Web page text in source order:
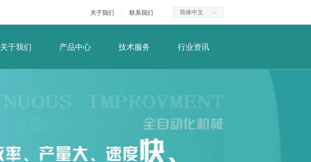
关于我们 产品中心 技术服务 行业资讯
ꀅ
简体中文
关于我们 联系我们